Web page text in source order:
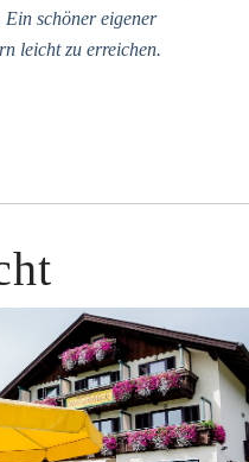
schöner eigener
leicht zu erreichen.